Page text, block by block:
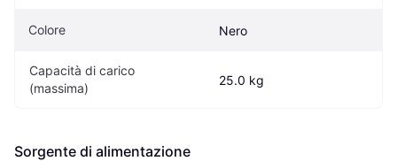
Colore Nero
Capacità di carico
(massima)
25.0 kg
Sorgente di alimentazione